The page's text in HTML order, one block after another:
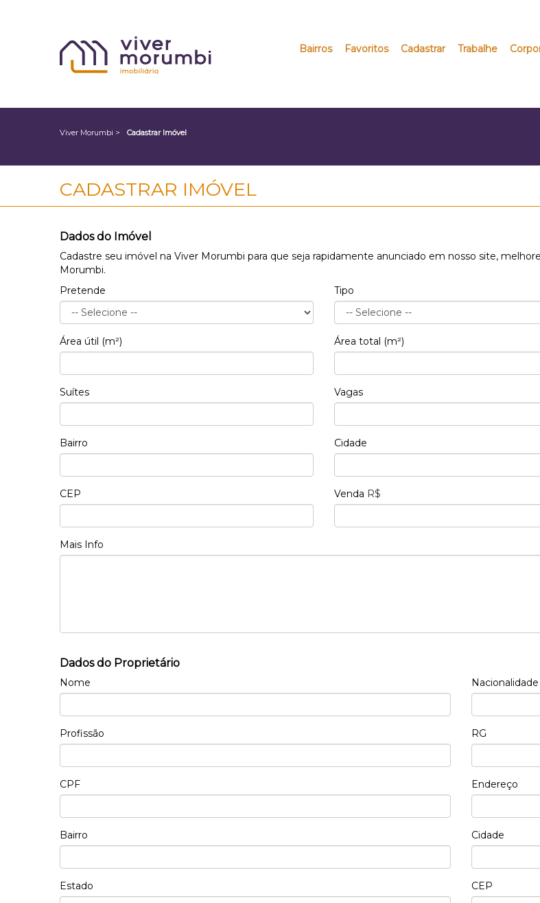
Bairros Favoritos Cadastrar Trabalhe
Viver Morumbi > Cadastrar Imóvel
CADASTRAR IMÓVEL
Dados do Imóvel
Cadastre seu imóvel na Viver Morumbi para que seja rapidamente anunciado em nosso site,
Morumbi.
Pretende
Tipo
Área útil (m²) Área total (m²)
Suítes Vagas
Bairro Cidade
CEP Venda R$
Mais Info
Dados do Proprietário
Nome Nacionalidade
Profissão RG
CPF Endereço
Bairro Cidade
Estado CEP